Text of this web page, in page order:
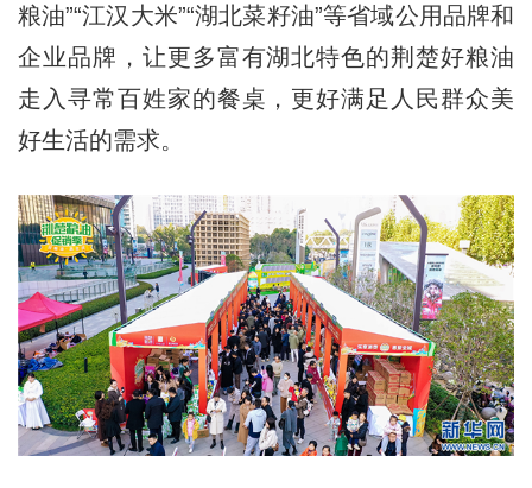
粮油”“江汉大米”“湖北菜籽油”等省域公用品牌和
企业品牌，让更多富有湖北特色的荆楚好粮油
走入寻常百姓家的餐桌，更好满足人民群众美
好生活的需求。